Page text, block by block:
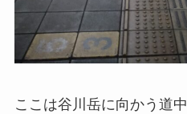
ここは谷川岳に向かう道